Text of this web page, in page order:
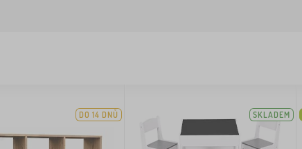
DO 14 DNŮ SKLADEM